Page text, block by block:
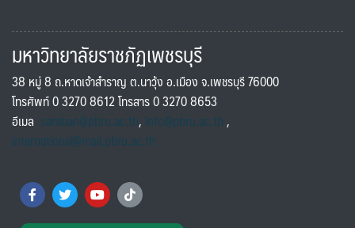
มหาวิทยาลัยราชภัฏเพชรบุรี
38 หมู่ 8 ถ.หาดเจ้าสำราญ ต.นาวุ้ง อ.เมือง จ.เพชรบุรี 76000
โทรศัพท์ 0 3270 8612 โทรสาร 0 3270 8653
อีเมล saraban@pbru.ac.th, info@pbru.ac.th,
international@mail.pbru.ac.th